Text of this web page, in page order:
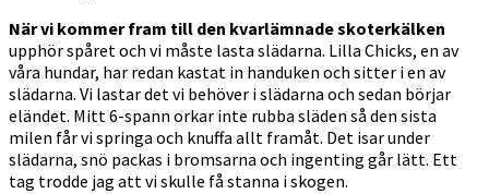
När vi kommer fram till den kvarlämnade skoterkälken
upphör spåret och vi måste lasta slädarna. Lilla Chicks, en av
våra hundar, har redan kastat in handuken och sitter i en av
slädarna. Vi lastar det vi behöver i slädarna och sedan börjar
eländet. Mitt 6-spann orkar inte rubba släden så den sista
milen får vi springa och knuffa allt framåt. Det isar under
slädarna, snö packas i bromsarna och ingenting går lätt. Ett
tag trodde jag att vi skulle få stanna i skogen.